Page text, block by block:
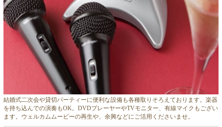
結婚式二次会や貸切パーティーに便利な設備も各種取りそろえております。楽器
を持ち込んでの演奏もOK。DVDプレーヤーやTVモニター、有線マイクもござい
ます。ウェルカムムービーの再生や、余興などにご活用くださいませ。